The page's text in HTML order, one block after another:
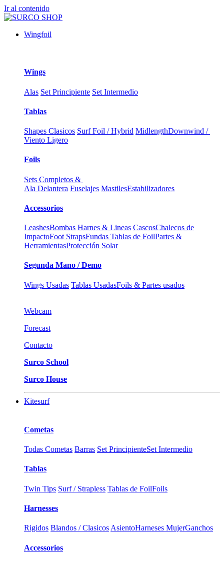
Ir al contenido
Wingfoil
Wings
Alas Set Principiente Set Intermedio
Tablas
Shapes Clasicos Surf Foil / Hybrid MidlengthDownwind /
Viento Ligero
Foils
Sets Completos &
Ala Delantera Fuselajes MastilesEstabilizadores
Accessorios
LeashesBombas Harnes & Lineas CascosChalecos de
ImpactoFoot StrapsFundas Tablas de FoilPartes &
HerramientasProtección Solar
Segunda Mano / Demo
Wings Usadas Tablas UsadasFoils & Partes usados
Webcam
Forecast
Contacto
Surco School
Surco House
Kitesurf
Cometas
Todas Cometas Barras Set PrincipienteSet Intermedio
Tablas
Twin Tips Surf / Strapless Tablas de FoilFoils
Harnesses
Rigidos Blandos / Clasicos AsientoHarneses MujerGanchos
Accessorios